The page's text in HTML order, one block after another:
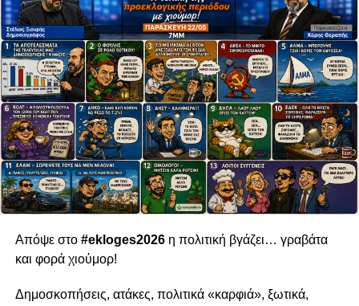
Απόψε στο #ekloges2026η πολιτική βγάζει… γραβάτα
και φορά χιούμορ!
Δημοσκοπήσεις, ατάκες, πολιτικά «καρφιά», ξωτικά,